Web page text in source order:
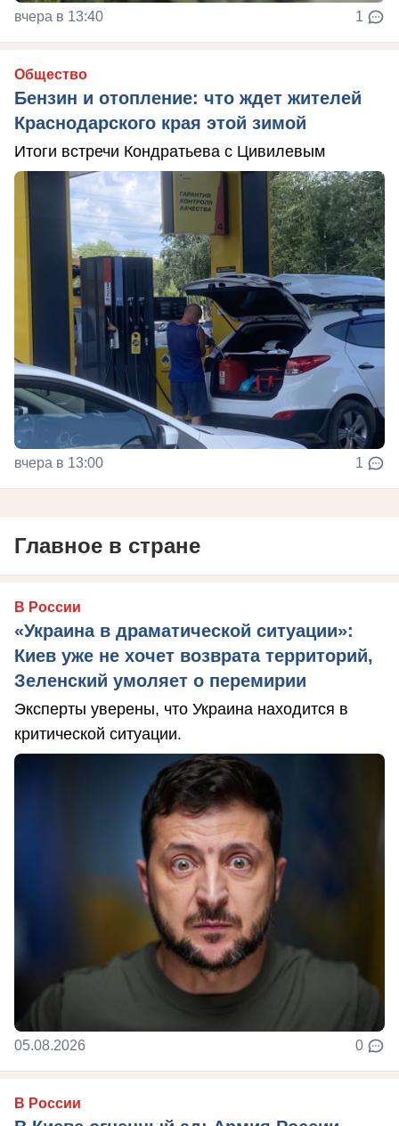
вчера в 13:40 1
Общество
Бензин и отопление: что ждет жителей
Краснодарского края этой зимой
Итоги встречи Кондратьева с Цивилевым
вчера в 13:00 1
Главное в стране
В России
«Украина в драматической ситуации»:
Киев уже не хочет возврата территорий,
Зеленский умоляет о перемирии
Эксперты уверены, что Украина находится в
критической ситуации.
05.08.2026 0
В России